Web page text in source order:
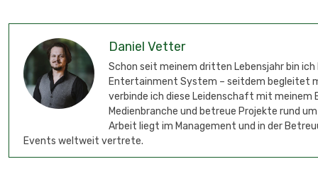
Daniel Vetter
Schon seit meinem dritten Lebensjahr bin
Entertainment System – seitdem begleitet
verbinde ich diese Leidenschaft mit meinem
Medienbranche und betreue Projekte rund
Arbeit liegt im Management und in der
Events weltweit vertrete.